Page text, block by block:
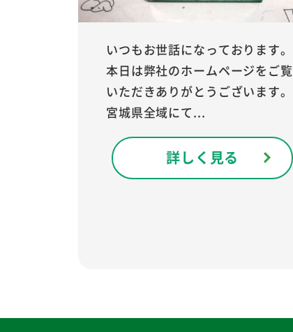
いつもお世話になっております。
本日は弊社のホームページをご覧
いただきありがとうございます。
宮城県全域にて...
詳しく見る